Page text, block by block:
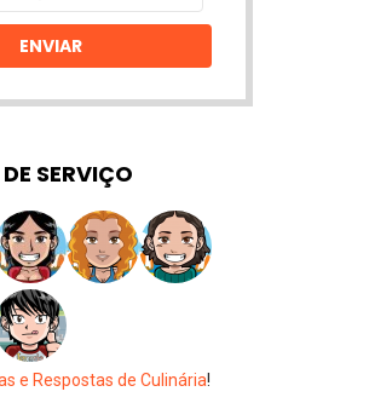
ENVIAR
SERVIÇO
e Respostas de Culinária!